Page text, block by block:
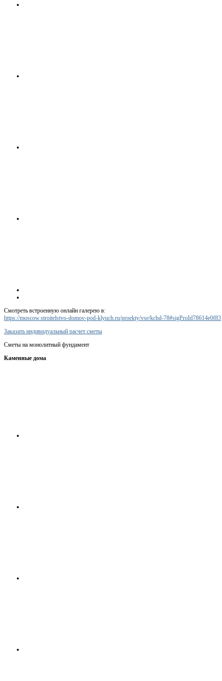
Смотреть встроенную онлайн галерею в:
https://moscow.stroitelstvo-domov-pod-klyuch.ru/proekty/vse/kchd-78#sigProId78614e0f83
Заказать индивидуальный расчет сметы
Сметы на монолитный фундамент
Каменные дома